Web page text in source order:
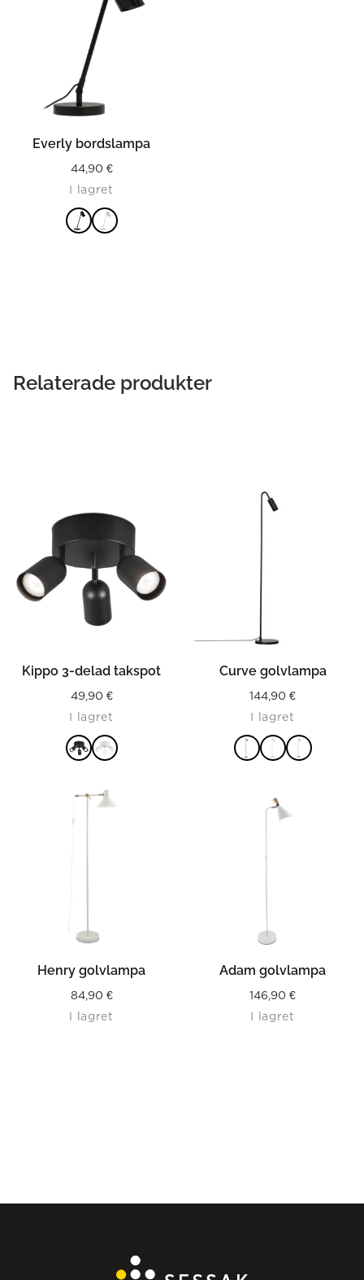
Everly bordslampa
44,90 €
I lagret
Relaterade produkter
LÄS MER
Kippo 3-delad takspot
49,90 €
I lagret
Curve golvlampa
144,90 €
I lagret
Henry golvlampa
84,90 €
I lagret
Adam golvlampa
146,90 €
I lagret